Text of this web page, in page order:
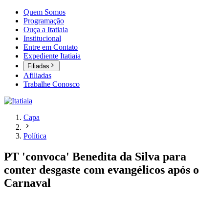
Quem Somos
Programação
Ouça a Itatiaia
Institucional
Entre em Contato
Expediente Itatiaia
Filiadas
Afiliadas
Trabalhe Conosco
Capa
Política
PT 'convoca' Benedita da Silva para
conter desgaste com evangélicos após o
Carnaval